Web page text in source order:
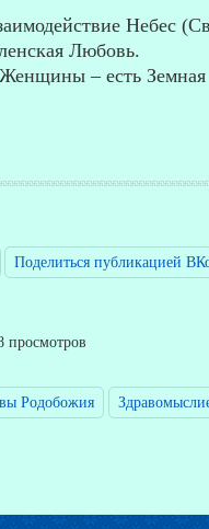
Небес
Любовь.
– есть Земная
Поделиться публикацией
просмотров
Родобожия